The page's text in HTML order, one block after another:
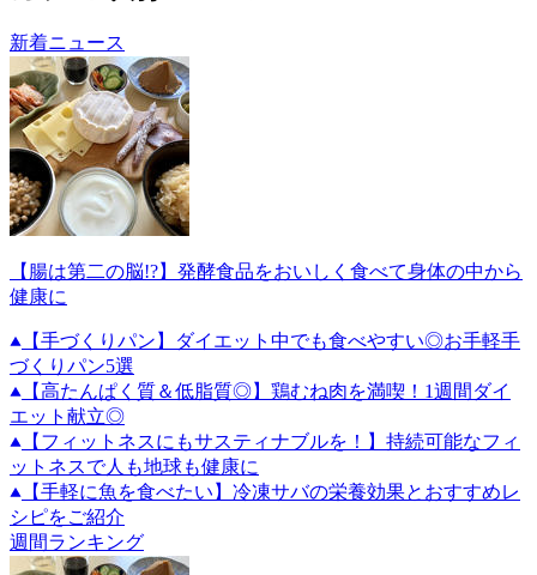
新着ニュース
【腸は第二の脳!?】発酵食品をおいしく食べて身体の中から
健康に
【手づくりパン】ダイエット中でも食べやすい◎お手軽手
づくりパン5選
【高たんぱく質＆低脂質◎】鶏むね肉を満喫！1週間ダイ
エット献立◎
【フィットネスにもサスティナブルを！】持続可能なフィ
ットネスで人も地球も健康に
【手軽に魚を食べたい】冷凍サバの栄養効果とおすすめレ
シピをご紹介
週間ランキング